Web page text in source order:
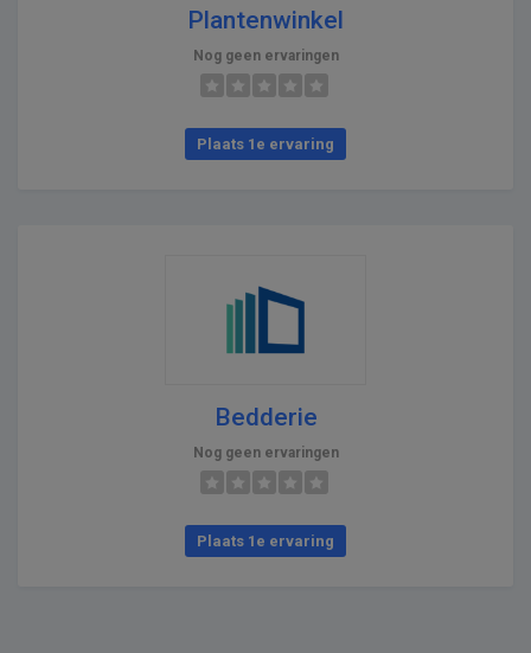
Plantenwinkel
Nog geen ervaringen
Plaats 1e ervaring
Bedderie
Nog geen ervaringen
Plaats 1e ervaring